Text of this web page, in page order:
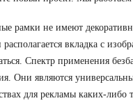
рамки не имеют
вкладка с
Спектр применения
Они являются
для рекламы каких-